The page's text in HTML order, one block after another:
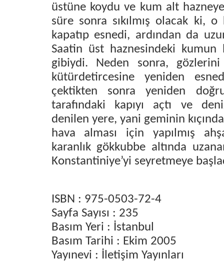
üstüne koydu ve kum alt
süre sonra sıkılmış olacak ki, o
kapatıp esnedi, ardından da
Saatin üst haznesindeki
gibiydi. Neden sonra,
kütürdetircesine yeniden
çektikten sonra yeniden
tarafındaki kapıyı açtı ve
denilen yere, yani geminin
hava alması için yapılmış
karanlık gökkubbe altında
Konstantiniye’yi seyretmeye
ISBN : 975-0503-72-4
Sayfa Sayısı : 235
Basım Yeri : İstanbul
Basım Tarihi : Ekim 2005
Yayınevi : İletişim Yayınları